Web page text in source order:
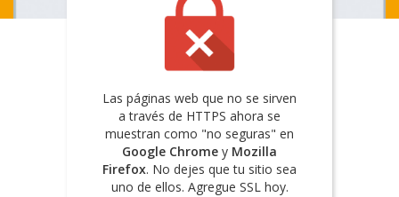
Las páginas web que no se sirven
a través de HTTPS ahora se
muestran como "no seguras" en
Google Chrome y Mozilla
Firefox. No dejes que tu sitio sea
uno de ellos. Agregue SSL hoy.